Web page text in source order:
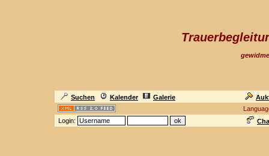
Suchen Kalender Galerie
Login: